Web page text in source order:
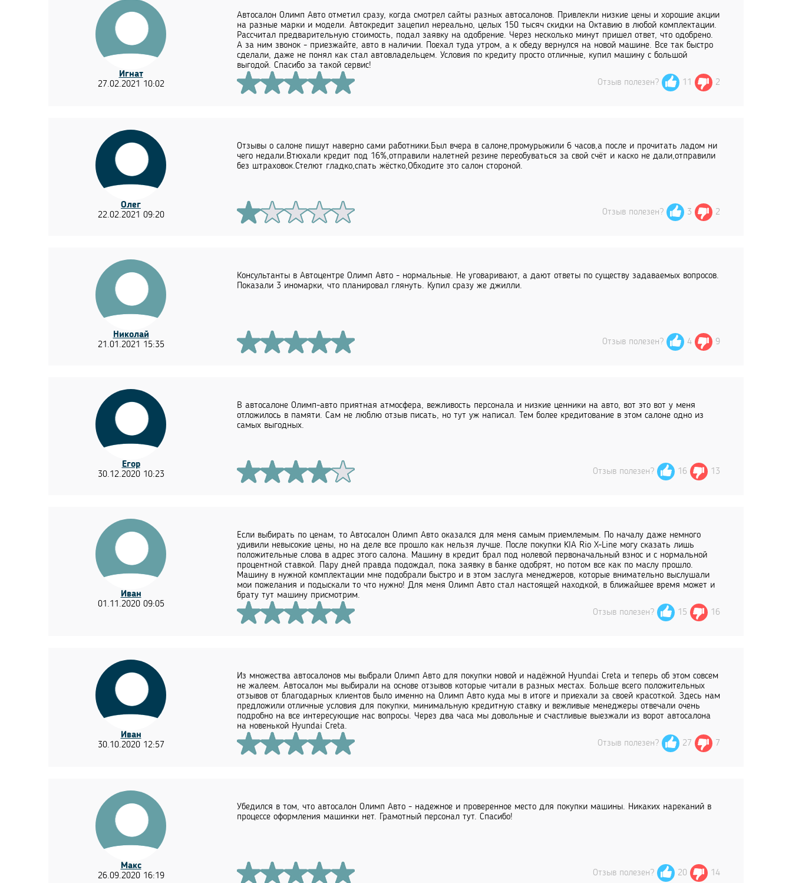
Игнат
27.02.2021 10:02
Автосалон Олимп Авто отметил сразу, когда смотрел сайты разных автосалонов. Привлекли низкие цены и хорошие акции
на разные марки и модели. Автокредит зацепил нереально, целых 150 тысяч скидки на Октавию в любой комплектации.
Рассчитал предварительную стоимость, подал заявку на одобрение. Через несколько минут пришел ответ, что одобрено.
А за ним звонок - приезжайте, авто в наличии. Поехал туда утром, а к обеду вернулся на новой машине. Все так быстро
сделали, даже не понял как стал автовладельцем. Условия по кредиту просто отличные, купил машину с большой
выгодой. Спасибо за такой сервис!
Отзыв полезен?
11 2
Олег
22.02.2021 09:20
Отзывы о салоне пишут наверно сами работники.Был вчера в салоне,промурыжили 6 часов,а после и прочитать ладом ни
чего недали.Втюхали кредит под 16%,отправили налетней резине переобуваться за свой счёт и каско не дали,отправили
без штраховок.Стелют гладко,спать жёстко,Обходите это салон стороной.
Отзыв полезен? 3 2
Николай
21.01.2021 15:35
Консультанты в Автоцентре Олимп Авто - нормальные. Не уговаривают, а дают ответы по существу задаваемых вопросов.
Показали 3 иномарки, что планировал глянуть. Купил сразу же джилли.
Отзыв полезен? 4 9
Егор
30.12.2020 10:23
В автосалоне Олимп-авто приятная атмосфера, вежливость персонала и низкие ценники на авто, вот это вот у меня
отложилось в памяти. Сам не люблю отзыв писать, но тут уж написал. Тем более кредитование в этом салоне одно из
самых выгодных.
Отзыв полезен? 16 13
Иван
01.11.2020 09:05
Если выбирать по ценам, то Автосалон Олимп Авто оказался для меня самым приемлемым. По началу даже немного
удивили невысокие цены, но на деле все прошло как нельзя лучше. После покупки KIA Rio X-Line могу сказать лишь
положительные слова в адрес этого салона. Машину в кредит брал под нолевой первоначальный взнос и с нормальной
процентной ставкой. Пару дней правда подождал, пока заявку в банке одобрят, но потом все как по маслу прошло.
Машину в нужной комплектации мне подобрали быстро и в этом заслуга менеджеров, которые внимательно выслушали
мои пожелания и подыскали то что нужно! Для меня Олимп Авто стал настоящей находкой, в ближайшее время может и
брату тут машину присмотрим.
Отзыв полезен?
15 16
Иван
30.10.2020 12:57
Из множества автосалонов мы выбрали Олимп Авто для покупки новой и надёжной Hyundai Creta и теперь об этом совсем
не жалеем. Автосалон мы выбирали на основе отзывов которые читали в разных местах. Больше всего положительных
отзывов от благодарных клиентов было именно на Олимп Авто куда мы в итоге и приехали за своей красоткой. Здесь нам
предложили отличные условия для покупки, минимальную кредитную ставку и вежливые менеджеры отвечали очень
подробно на все интересующие нас вопросы. Через два часа мы довольные и счастливые выезжали из ворот автосалона
на новенькой Hyundai Creta.
Отзыв полезен?
27 7
Макс
26.09.2020 16:19
Убедился в том, что автосалон Олимп Авто - надежное и проверенное место для покупки машины. Никаких нареканий в
процессе оформления машинки нет. Грамотный персонал тут. Спасибо!
Отзыв полезен? 20 14